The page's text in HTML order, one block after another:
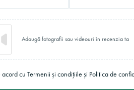
Adaugă fotografii sau videouri în recenzia ta
acord cu Termenii și condițiile și Politica de